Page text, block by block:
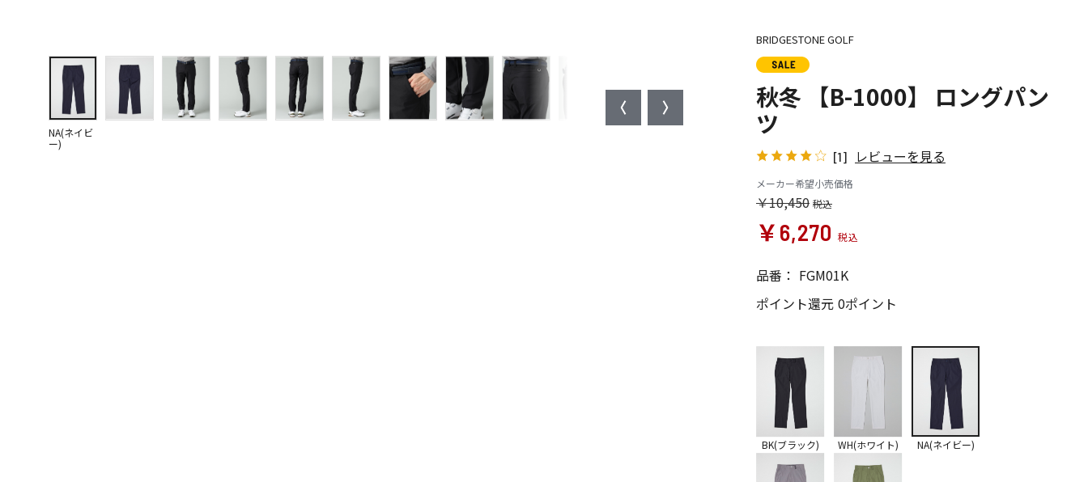
NA(ネイビ
ー)
BRIDGESTONE GOLF
秋冬 【B-1000】 ロングパン
ツ
[1] レビューを見る
メーカー希望小売価格
￥10,450
￥6,270
品番： FGM01K
ポイント還元 0ポイント
BK(ブラック) WH(ホワイト) NA(ネイビー)